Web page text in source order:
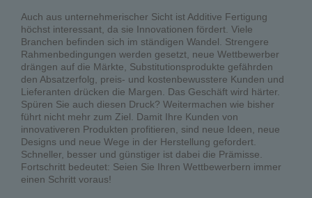
Auch aus unternehmerischer Sicht ist Additive Fertigung
höchst interessant, da sie Innovationen fördert. Viele
Branchen befinden sich im ständigen Wandel. Strengere
Rahmenbedingungen werden gesetzt, neue Wettbewerber
drängen auf die Märkte, Substitutionsprodukte gefährden
den Absatzerfolg, preis- und kostenbewusstere Kunden und
Lieferanten drücken die Margen. Das Geschäft wird härter.
Spüren Sie auch diesen Druck? Weitermachen wie bisher
führt nicht mehr zum Ziel. Damit Ihre Kunden von
innovativeren Produkten profitieren, sind neue Ideen, neue
Designs und neue Wege in der Herstellung gefordert.
Schneller, besser und günstiger ist dabei die Prämisse.
Fortschritt bedeutet: Seien Sie Ihren Wettbewerbern immer
einen Schritt voraus!